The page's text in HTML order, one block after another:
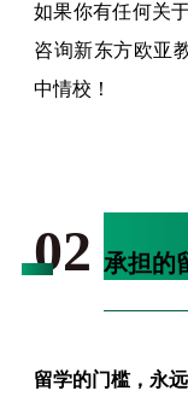
如果你有任何关
咨询新东方欧亚
中情校！
02 承担的
留学的门槛，永远